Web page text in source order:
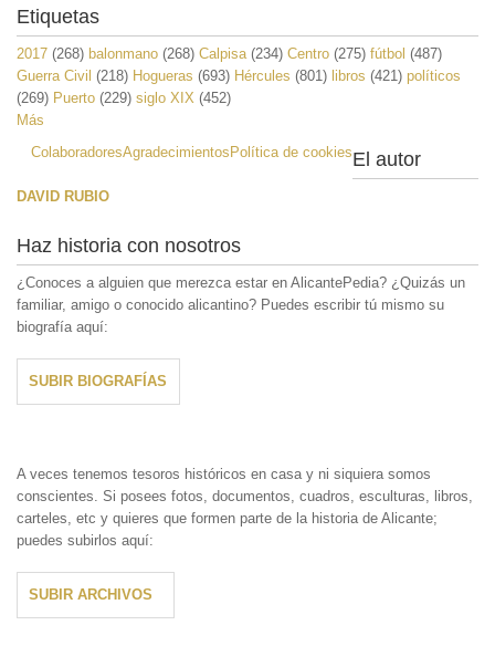
Etiquetas
2017 (268) balonmano (268) Calpisa(234) Centro (275) fútbol (487)
Guerra Civil (218) Hogueras (693) Hércules (801) libros (421) políticos
(269) Puerto (229) siglo XIX (452)
Más
ColaboradoresAgradecimientosPolítica de cookiesEl autor
DAVID RUBIO
Haz historia con nosotros
¿Conoces a alguien que merezca estar en AlicantePedia? ¿Quizás un
familiar, amigo o conocido alicantino? Puedes escribir tú mismo su
biografía aquí:
SUBIR BIOGRAFÍAS
A veces tenemos tesoros históricos en casa y ni siquiera somos
conscientes. Si posees fotos, documentos, cuadros, esculturas, libros,
carteles, etc y quieres que formen parte de la historia de Alicante;
puedes subirlos aquí:
SUBIR ARCHIVOS